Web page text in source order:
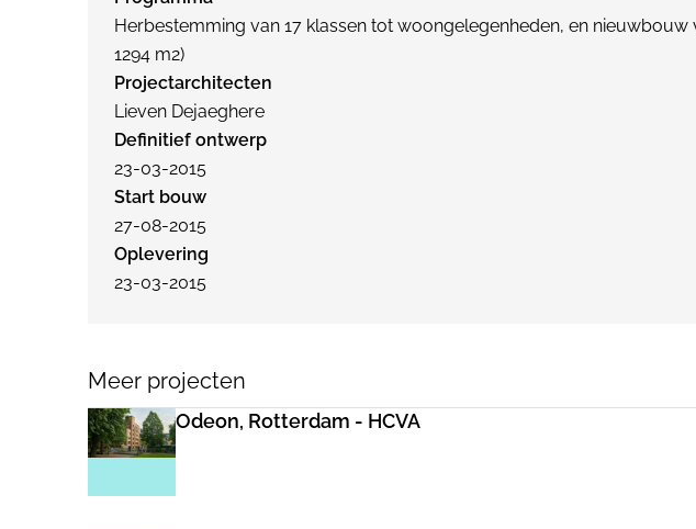
Herbestemming van 17 klassen tot woongelegenheden, en
1294 m2)
Projectarchitecten
Lieven Dejaeghere
Definitief ontwerp
23-03-2015
Start bouw
27-08-2015
Oplevering
23-03-2015
Meer projecten
Odeon, Rotterdam - HCVA